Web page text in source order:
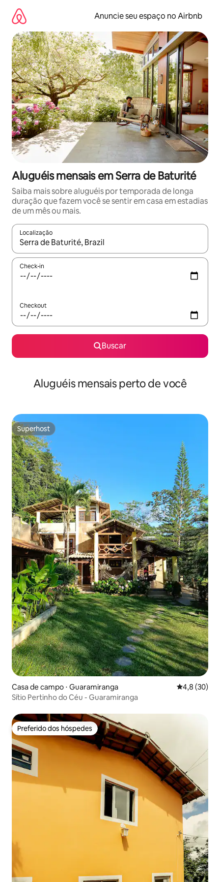
para
conteúdo
Anuncie seu espaço no Airbnb
Aluguéis mensais em Serra de Baturité
Saiba mais sobre aluguéis por temporada de longa
duração que fazem você se sentir em casa em estadias
de um mês ou mais.
Localização
Quando os resultados estiverem disponíveis, explore-os
Check-in
Checkout
Buscar
Aluguéis mensais perto de você
Superhost
Superhost
Casa de campo ⋅ Guaramiranga 4,8 de uma
4,8 (30)
Sítio Pertinho do Céu - Guaramiranga
Preferido dos hóspedes
Preferido dos hóspedes